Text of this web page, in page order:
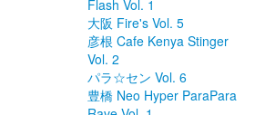
Flash Vol. 1
大阪 Fire's Vol. 5
彦根 Cafe Kenya Stinger
Vol. 2
パラ☆セン Vol. 6
豊橋 Neo Hyper ParaPara